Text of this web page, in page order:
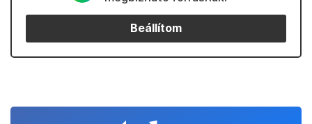
Beállítom